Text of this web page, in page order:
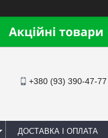
+380 (93) 390-47-77
ДОСТАВКА І ОПЛАТА